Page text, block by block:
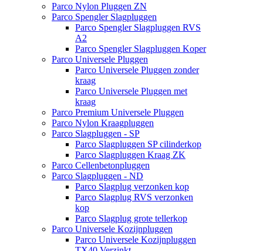
Parco Nylon Pluggen ZN
Parco Spengler Slagpluggen
Parco Spengler Slagpluggen RVS
A2
Parco Spengler Slagpluggen Koper
Parco Universele Pluggen
Parco Universele Pluggen zonder
kraag
Parco Universele Pluggen met
kraag
Parco Premium Universele Pluggen
Parco Nylon Kraagpluggen
Parco Slagpluggen - SP
Parco Slagpluggen SP cilinderkop
Parco Slagpluggen Kraag ZK
Parco Cellenbetonpluggen
Parco Slagpluggen - ND
Parco Slagplug verzonken kop
Parco Slagplug RVS verzonken
kop
Parco Slagplug grote tellerkop
Parco Universele Kozijnpluggen
Parco Universele Kozijnpluggen